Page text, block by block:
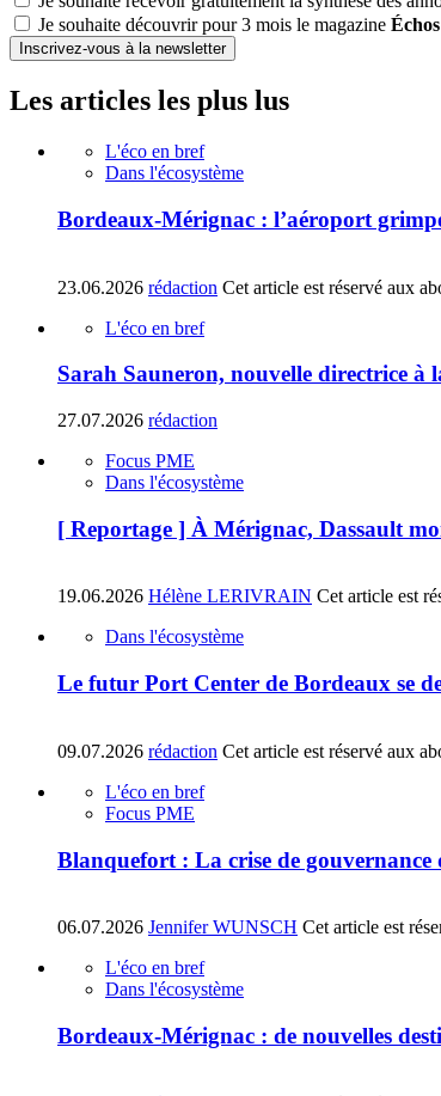
Je souhaite découvrir pour 3 mois le magazine
Inscrivez-vous à la newsletter
Les articles les plus lus
L'éco en bref
Dans l'écosystème
Bordeaux-Mérignac : l’aéroport
23.06.2026 rédaction Cet article est réservé aux
L'éco en bref
Sarah Sauneron, nouvelle directrice à
27.07.2026 rédaction
Focus PME
Dans l'écosystème
[ Reportage ] À Mérignac, Dassault
19.06.2026 Hélène LERIVRAIN Cet article est
Dans l'écosystème
Le futur Port Center de Bordeaux se
09.07.2026 rédaction Cet article est réservé aux
L'éco en bref
Focus PME
Blanquefort : La crise de gouvernance
06.07.2026 Jennifer WUNSCH Cet article est
L'éco en bref
Dans l'écosystème
Bordeaux-Mérignac : de nouvelles